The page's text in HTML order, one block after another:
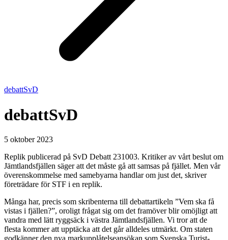
debattSvD
debattSvD
5 oktober 2023
Replik publicerad på SvD Debatt 231003. Kritiker av vårt beslut om
Jämtlands­fjällen säger att det måste gå att samsas på fjället. Men vår
överens­kommelse med samebyarna handlar om just det, skriver
företrädare för STF i en replik.
Många har, precis som skribenterna till debatt­artikeln ”Vem ska få
vistas i fjällen?”, oroligt frågat sig om det framöver blir omöjligt att
vandra med lätt ryggsäck i västra Jämtlands­fjällen. Vi tror att de
flesta kommer att upptäcka att det går alldeles utmärkt. Om staten
godkänner den nya markupplåtelse­ansökan som Svenska Turist­